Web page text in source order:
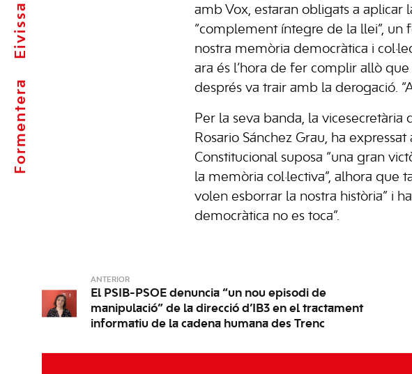
Formentera
Eivissa
amb Vox, estaran obligats a aplicar
“complement íntegre de la llei”, un
nostra memòria democràtica i
ara és l’hora de fer complir allò
després va trair amb la derogació.
Per la seva banda, la vicesecretària
Rosario Sánchez Grau, ha
Constitucional suposa “una gran
la memòria col·lectiva”, alhora que
volen esborrar la nostra història” i
democràtica no es toca”.
ANTERIOR
El PSIB-PSOE denuncia “un nou episodi de
manipulació” de la direcció d’IB3 en el tractament
informatiu de la cadena humana des Trenc